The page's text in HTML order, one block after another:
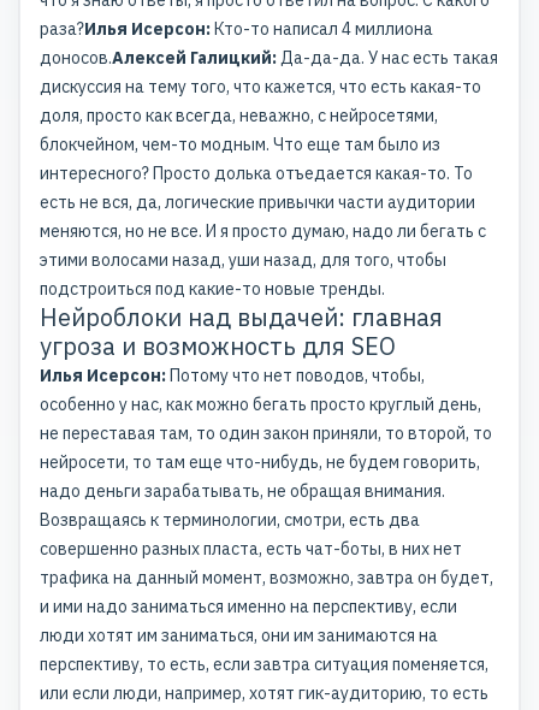
раза?Илья Исерсон:Кто-то написал 4 миллиона
доносов.Алексей Галицкий:Да-да-да. У нас есть такая
дискуссия на тему того, что кажется, что есть какая-то
доля, просто как всегда, неважно, с нейросетями,
блокчейном, чем-то модным. Что еще там было из
интересного? Просто долька отъедается какая-то. То
есть не вся, да, логические привычки части аудитории
меняются, но не все. И я просто думаю, надо ли бегать с
этими волосами назад, уши назад, для того, чтобы
подстроиться под какие-то новые тренды.
Нейроблоки над выдачей: главная
угроза и возможность для SEO
Илья Исерсон:Потому что нет поводов, чтобы,
особенно у нас, как можно бегать просто круглый день,
не переставая там, то один закон приняли, то второй, то
нейросети, то там еще что-нибудь, не будем говорить,
надо деньги зарабатывать, не обращая внимания.
Возвращаясь к терминологии, смотри, есть два
совершенно разных пласта, есть чат-боты, в них нет
трафика на данный момент, возможно, завтра он будет,
и ими надо заниматься именно на перспективу, если
люди хотят им заниматься, они им занимаются на
перспективу, то есть, если завтра ситуация поменяется,
или если люди, например, хотят гик-аудиторию, то есть